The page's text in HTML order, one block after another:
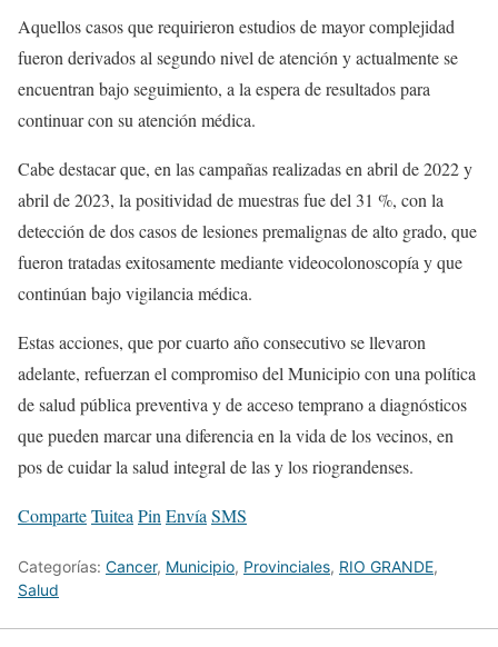
Aquellos casos que requirieron estudios de mayor complejidad
fueron derivados al segundo nivel de atención y actualmente se
encuentran bajo seguimiento, a la espera de resultados para
continuar con su atención médica.
Cabe destacar que, en las campañas realizadas en abril de 2022 y
abril de 2023, la positividad de muestras fue del 31 %, con la
detección de dos casos de lesiones premalignas de alto grado, que
fueron tratadas exitosamente mediante videocolonoscopía y que
continúan bajo vigilancia médica.
Estas acciones, que por cuarto año consecutivo se llevaron
adelante, refuerzan el compromiso del Municipio con una política
de salud pública preventiva y de acceso temprano a diagnósticos
que pueden marcar una diferencia en la vida de los vecinos, en
pos de cuidar la salud integral de las y los riograndenses.
ComparteTuiteaPinEnvíaSMS
Categorías: Cancer, Municipio, Provinciales, RIO GRANDE,
Salud